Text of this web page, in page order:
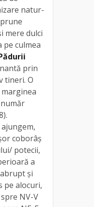
natur-
mere dulci
pe culmea
prin
tineri. O
coborâș
potecii,
a
și
pe alocuri,
NV-V